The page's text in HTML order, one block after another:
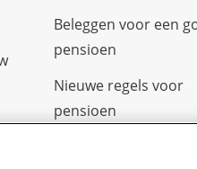
Beleggen voor een
pensioen
Nieuwe regels voor
pensioen